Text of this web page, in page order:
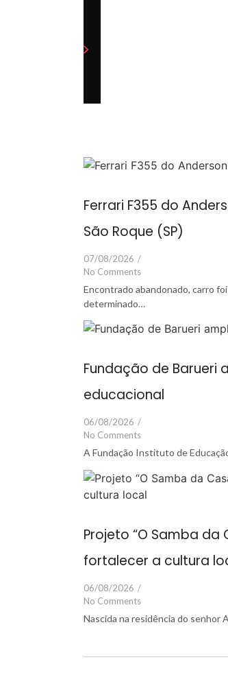
Ferrari F355 do
São Roque (SP)
07/08/2026 /
No Comments
Encontrado abandonado, carro
determinado…
Fundação de
educacional
06/08/2026 /
No Comments
A Fundação Instituto de
Projeto “O Samba
fortalecer a cultura
06/08/2026 /
No Comments
Nascida na residência do senhor